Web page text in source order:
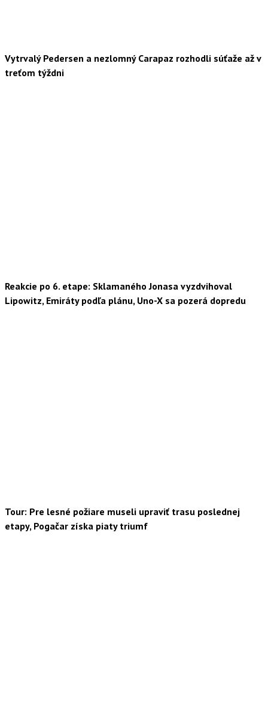
Vytrvalý Pedersen a nezlomný Carapaz rozhodli súťaže až v
treťom týždni
Reakcie po 6. etape: Sklamaného Jonasa vyzdvihoval
Lipowitz, Emiráty podľa plánu, Uno-X sa pozerá dopredu
Tour: Pre lesné požiare museli upraviť trasu poslednej
etapy, Pogačar získa piaty triumf